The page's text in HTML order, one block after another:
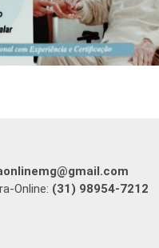
Online: (31) 98954-7212